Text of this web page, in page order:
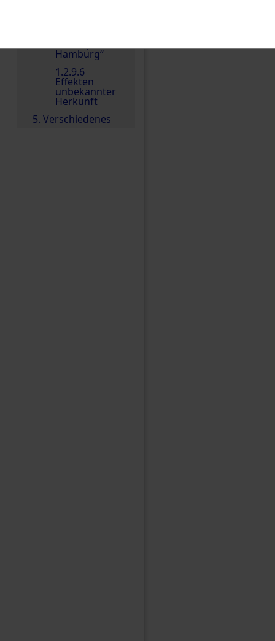
Hamburg“
1.2.9.6
Effekten
unbekannter
Herkunft
5. Verschiedenes